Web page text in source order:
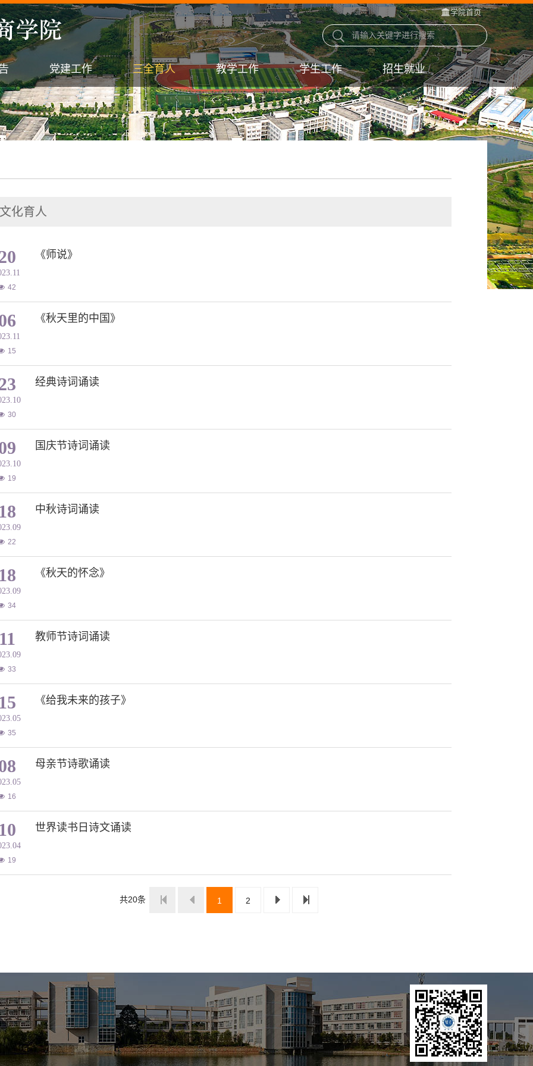
学院首页
党建工作 三全育人 教学工作 学生工作 招生就业
文化育人
42
《师说》
15
《秋天里的中国》
30
经典诗词诵读
19
国庆节诗词诵读
18
22
中秋诗词诵读
18
34
《秋天的怀念》
11
33
教师节诗词诵读
15
35
《给我未来的孩子》
16
母亲节诗歌诵读
10
19
世界读书日诗文诵读
共20条 1 2